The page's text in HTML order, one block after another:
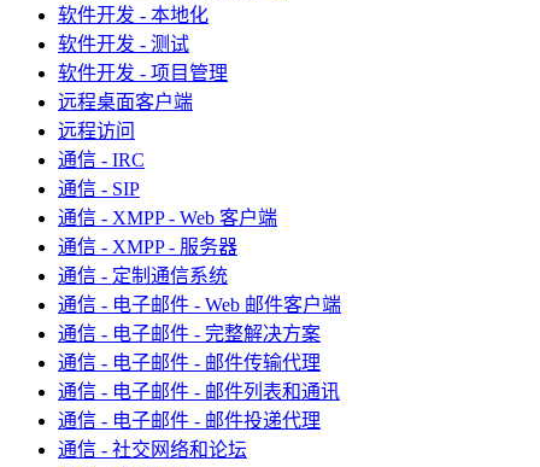
软件开发 - 本地化
软件开发 - 测试
软件开发 - 项目管理
远程桌面客户端
远程访问
通信 - IRC
通信 - SIP
通信 - XMPP - Web 客户端
通信 - XMPP - 服务器
通信 - 定制通信系统
通信 - 电子邮件 - Web 邮件客户端
通信 - 电子邮件 - 完整解决方案
通信 - 电子邮件 - 邮件传输代理
通信 - 电子邮件 - 邮件列表和通讯
通信 - 电子邮件 - 邮件投递代理
通信 - 社交网络和论坛